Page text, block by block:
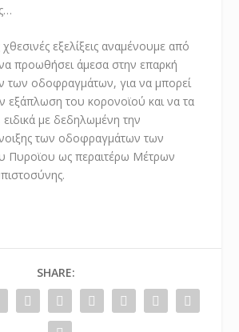
εξελίξεις αναμένουμε από
προωθήσει άμεσα στην επαρκή
των οδοφραγμάτων, για να μπορεί
εξάπλωση του κορονοϊού και να τα
ειδικά με δεδηλωμένη την
των οδοφραγμάτων των
Πυροϊου ως περαιτέρω Μέτρων
SHARE: